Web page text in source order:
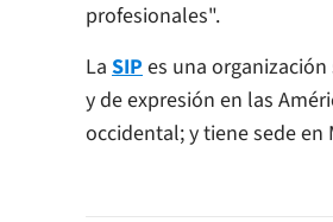
profesionales".
La SIPes una
y de expresión en las
occidental; y tiene sede en